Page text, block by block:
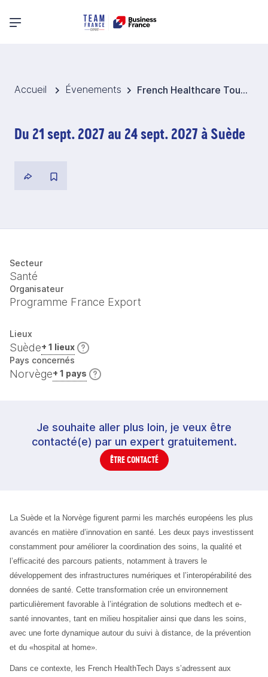
Menu principal
Accueil Évenements French Healthcare Tour 2027 - Suède et Norvège
Du 21 sept. 2027 au 24 sept. 2027 à Suède
Secteur
Santé
Organisateur
Programme France Export
Lieux
Suède+ 1 lieux
Pays concernés
Norvège+ 1 pays
Je souhaite aller plus loin, je veux être
contacté(e) par un expert gratuitement.
ÊTRE CONTACTÉ
La Suède et la Norvège figurent parmi les marchés européens les plus
avancés en matière d’innovation en santé. Les deux pays investissent
constamment pour améliorer la coordination des soins, la qualité et
l’efficacité des parcours patients, notamment à travers le
développement des infrastructures numériques et l’interopérabilité des
données de santé. Cette transformation crée un environnement
particulièrement favorable à l’intégration de solutions medtech et e-
santé innovantes, tant en milieu hospitalier ainsi que dans les soins,
avec une forte dynamique autour du suivi à distance, de la prévention
et du «hospital at home».
Dans ce contexte, les French HealthTech Days s’adressent aux